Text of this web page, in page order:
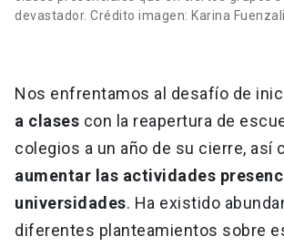
devastador. Crédito imagen: Karina
Nos enfrentamos al desafío de
a clases con la reapertura de
colegios a un año de su cierre, así
aumentar las actividades
universidades. Ha existido
diferentes planteamientos sobre